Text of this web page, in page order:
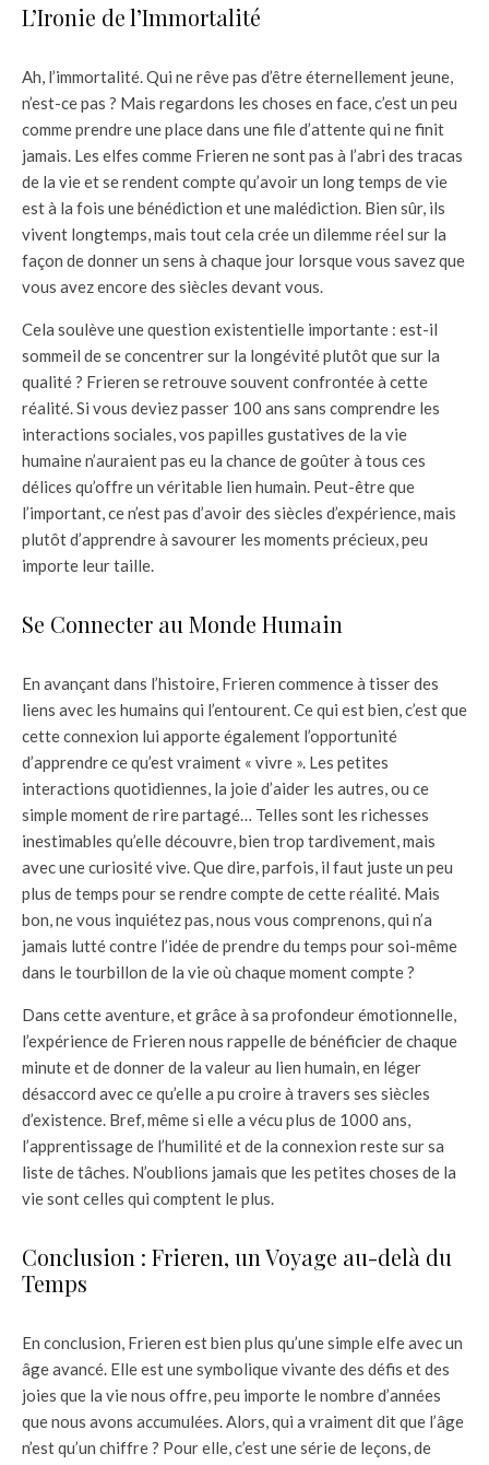
L’Ironie de l’Immortalité
Ah, l’immortalité. Qui ne rêve pas d’être éternellement jeune,
n’est-ce pas ? Mais regardons les choses en face, c’est un peu
comme prendre une place dans une file d’attente qui ne finit
jamais. Les elfes comme Frieren ne sont pas à l’abri des tracas
de la vie et se rendent compte qu’avoir un long temps de vie
est à la fois une bénédiction et une malédiction. Bien sûr, ils
vivent longtemps, mais tout cela crée un dilemme réel sur la
façon de donner un sens à chaque jour lorsque vous savez que
vous avez encore des siècles devant vous.
Cela soulève une question existentielle importante : est-il
sommeil de se concentrer sur la longévité plutôt que sur la
qualité ? Frieren se retrouve souvent confrontée à cette
réalité. Si vous deviez passer 100 ans sans comprendre les
interactions sociales, vos papilles gustatives de la vie
humaine n’auraient pas eu la chance de goûter à tous ces
délices qu’offre un véritable lien humain. Peut-être que
l’important, ce n’est pas d’avoir des siècles d’expérience, mais
plutôt d’apprendre à savourer les moments précieux, peu
importe leur taille.
Se Connecter au Monde Humain
En avançant dans l’histoire, Frieren commence à tisser des
liens avec les humains qui l’entourent. Ce qui est bien, c’est que
cette connexion lui apporte également l’opportunité
d’apprendre ce qu’est vraiment « vivre ». Les petites
interactions quotidiennes, la joie d’aider les autres, ou ce
simple moment de rire partagé… Telles sont les richesses
inestimables qu’elle découvre, bien trop tardivement, mais
avec une curiosité vive. Que dire, parfois, il faut juste un peu
plus de temps pour se rendre compte de cette réalité. Mais
bon, ne vous inquiétez pas, nous vous comprenons, qui n’a
jamais lutté contre l’idée de prendre du temps pour soi-même
dans le tourbillon de la vie où chaque moment compte ?
Dans cette aventure, et grâce à sa profondeur émotionnelle,
l’expérience de Frieren nous rappelle de bénéficier de chaque
minute et de donner de la valeur au lien humain, en léger
désaccord avec ce qu’elle a pu croire à travers ses siècles
d’existence. Bref, même si elle a vécu plus de 1000 ans,
l’apprentissage de l’humilité et de la connexion reste sur sa
liste de tâches. N’oublions jamais que les petites choses de la
vie sont celles qui comptent le plus.
Conclusion : Frieren, un Voyage au-delà du
Temps
En conclusion, Frieren est bien plus qu’une simple elfe avec un
âge avancé. Elle est une symbolique vivante des défis et des
joies que la vie nous offre, peu importe le nombre d’années
que nous avons accumulées. Alors, qui a vraiment dit que l’âge
n’est qu’un chiffre ? Pour elle, c’est une série de leçons, de